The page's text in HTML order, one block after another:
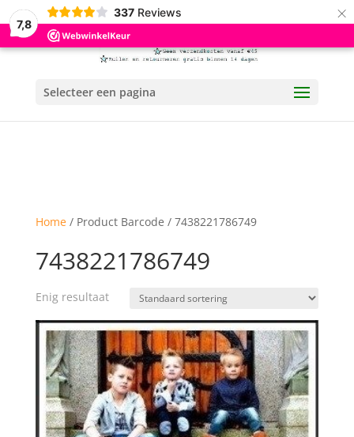
7,8
337 Reviews ×
Selecteer een pagina
Home/ Product Barcode / 7438221786749
7438221786749
Enig resultaat